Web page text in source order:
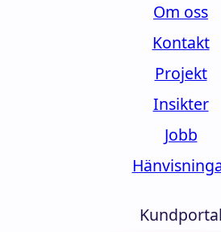
Om oss
Kontakt
Projekt
Insikter
Jobb
Kundportal